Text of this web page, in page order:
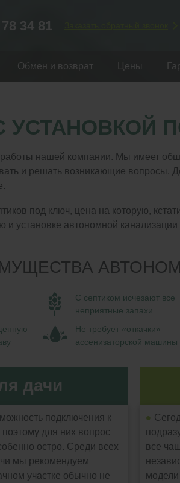
34 81
Обмен и возврат Цены
УСТАНОВКОЙ
нашей компании. Мы имеет
и решать возникающие вопросы.
под ключ, цена на которую,
и установке автономной
С септиком исчезают все
неприятные запахи
Не требует «откачки»
ассенизаторской машины
дачи
подключения к
для них вопрос
остро. Среди всех
мы рекомендуем
участке обычно не
все
модели